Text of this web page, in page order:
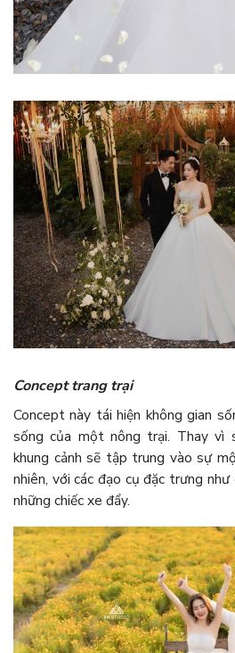
Concept trang trại
Concept này tái hiện không gian
sống của một nông trại. Thay vì
khung cảnh sẽ tập trung vào sự
nhiên, với các đạo cụ đặc trưng
những chiếc xe đẩy.